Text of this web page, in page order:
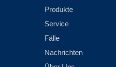
Produkte
Service
Fälle
Nachrichten